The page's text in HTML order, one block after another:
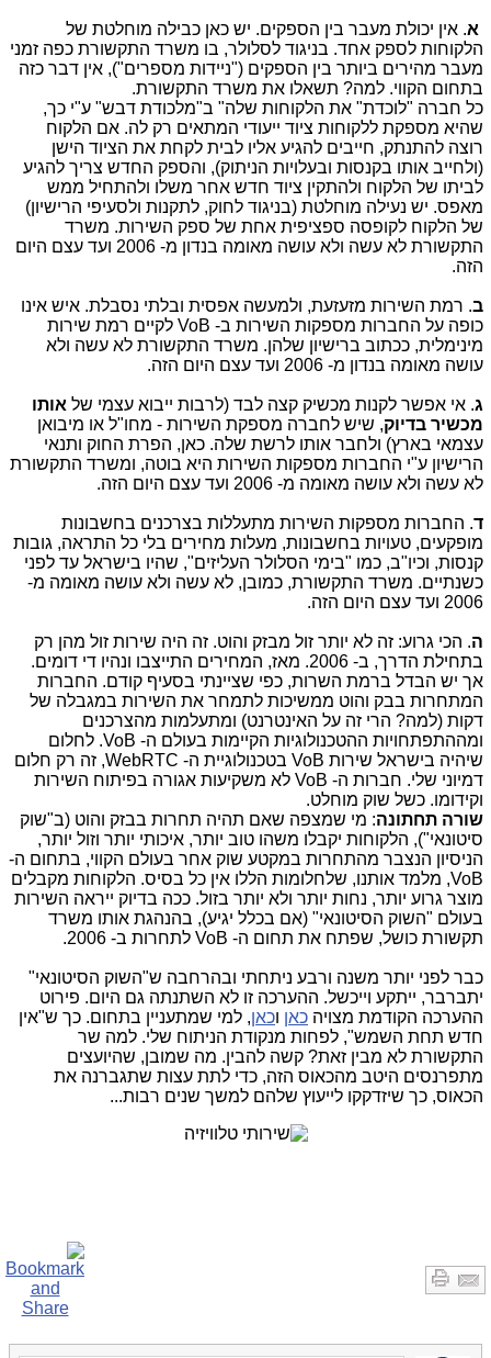
א. אין יכולת מעבר בין הספקים. יש כאן כבילה מוחלטת של
הלקוחות לספק אחד. בניגוד לסלולר, בו משרד התקשורת כפה זמני
מעבר מהירים ביותר בין הספקים ("ניידות מספרים"), אין דבר כזה
בתחום הקווי. למה? תשאלו את משרד התקשורת.
כל חברה "לוכדת" את הלקוחות שלה" ב"מלכודת דבש" ע"י כך,
שהיא מספקת ללקוחות ציוד ייעודי המתאים רק לה. אם הלקוח
רוצה להתנתק, חייבים להגיע אליו לבית לקחת את הציוד הישן
(ולחייב אותו בקנסות ובעלויות הניתוק), והספק החדש צריך להגיע
לביתו של הלקוח ולהתקין ציוד חדש אחר משלו ולהתחיל ממש
מאפס. יש נעילה מוחלטת (בניגוד לחוק, לתקנות ולסעיפי הרישיון)
של הלקוח לקופסה ספציפית אחת של ספק השירות. משרד
התקשורת לא עשה ולא עושה מאומה בנדון מ- 2006 ועד עצם היום
הזה.
ב. רמת השירות מזעזעת, ולמעשה אפסית ובלתי נסבלת. איש אינו
כופה על החברות מספקות השירות ב- VoB לקיים רמת שירות
מינימלית, ככתוב ברישיון שלהן. משרד התקשורת לא עשה ולא
עושה מאומה בנדון מ- 2006 ועד עצם היום הזה.
ג. אי אפשר לקנות מכשיק קצה לבד (לרבות ייבוא עצמי של אותו
מכשיר בדיוק, שיש לחברה מספקת השירות - מחו"ל או מיבואן
עצמאי בארץ) ולחבר אותו לרשת שלה. כאן, הפרת החוק ותנאי
הרישיון ע"י החברות מספקות השירות היא בוטה, ומשרד התקשורת
לא עשה ולא עושה מאומה מ- 2006 ועד עצם היום הזה.
ד. החברות מספקות השירות מתעללות בצרכנים בחשבונות
מופקעים, טעויות בחשבונות, מעלות מחירים בלי כל התראה, גובות
קנסות, וכיו"ב, כמו "בימי הסלולר העליזים", שהיו בישראל עד לפני
כשנתיים. משרד התקשורת, כמובן, לא עשה ולא עושה מאומה מ-
2006 ועד עצם היום הזה. ​
ה. הכי גרוע: זה לא יותר זול מבזק והוט. זה היה שירות זול מהן רק
בתחילת הדרך, ב- 2006. מאז, המחירים התייצבו ונהיו די דומים.
אך יש הבדל ברמת השרות, כפי שציינתי בסעיף קודם. החברות
המתחרות בבק והוט ממשיכות לתמחר את השירות במגבלה של
דקות (למה? הרי זה על האינטרנט) ומתעלמות מהצרכנים
ומההתפתחויות ההטכנולוגיות הקיימות בעולם ה- VoB. לחלום
שיהיה בישראל שירות VoB בטכנולוגיית ה- WebRTC, זה רק חלום
דמיוני שלי. חברות ה- VoB לא משקיעות אגורה בפיתוח השירות
וקידומו. כשל שוק מוחלט.
שורה תחתונה: מי שמצפה שאם תהיה תחרות בבזק והוט (ב"שוק
סיטונאי"), הלקוחות יקבלו משהו טוב יותר, איכותי יותר וזול יותר,
הניסיון הנצבר מהתחרות במקטע שוק אחר בעולם הקווי, בתחום ה-
VoB, מלמד אותנו, שלחלומות הללו אין כל בסיס. הלקוחות מקבלים
מוצר גרוע יותר, נחות יותר ולא יותר בזול. ככה בדיוק ייראה השירות
בעולם "השוק הסיטונאי" (אם בכלל יגיע), בהנהגת אותו משרד
תקשורת כושל, שפתח את תחום ה- VoB לתחרות ב- 2006.
כבר לפני יותר משנה ורבע ניתחתי ובהרחבה ש"השוק הסיטונאי"
יתברבר, ייתקע וייכשל. ההערכה זו לא השתנתה גם היום. פירוט
ההערכה הקודמת מצויה כאן וכאן, למי שמתעניין בתחום. כך ש"אין
חדש תחת השמש", לפחות מנקודת הניתוח שלי. למה שר
התקשורת לא מבין זאת? קשה להבין. מה שמובן, שהיועצים
מתפרנסים היטב מהכאוס הזה, כדי לתת עצות שתגברנה את
הכאוס, כך שיזדקקו לייעוץ שלהם למשך שנים רבות...